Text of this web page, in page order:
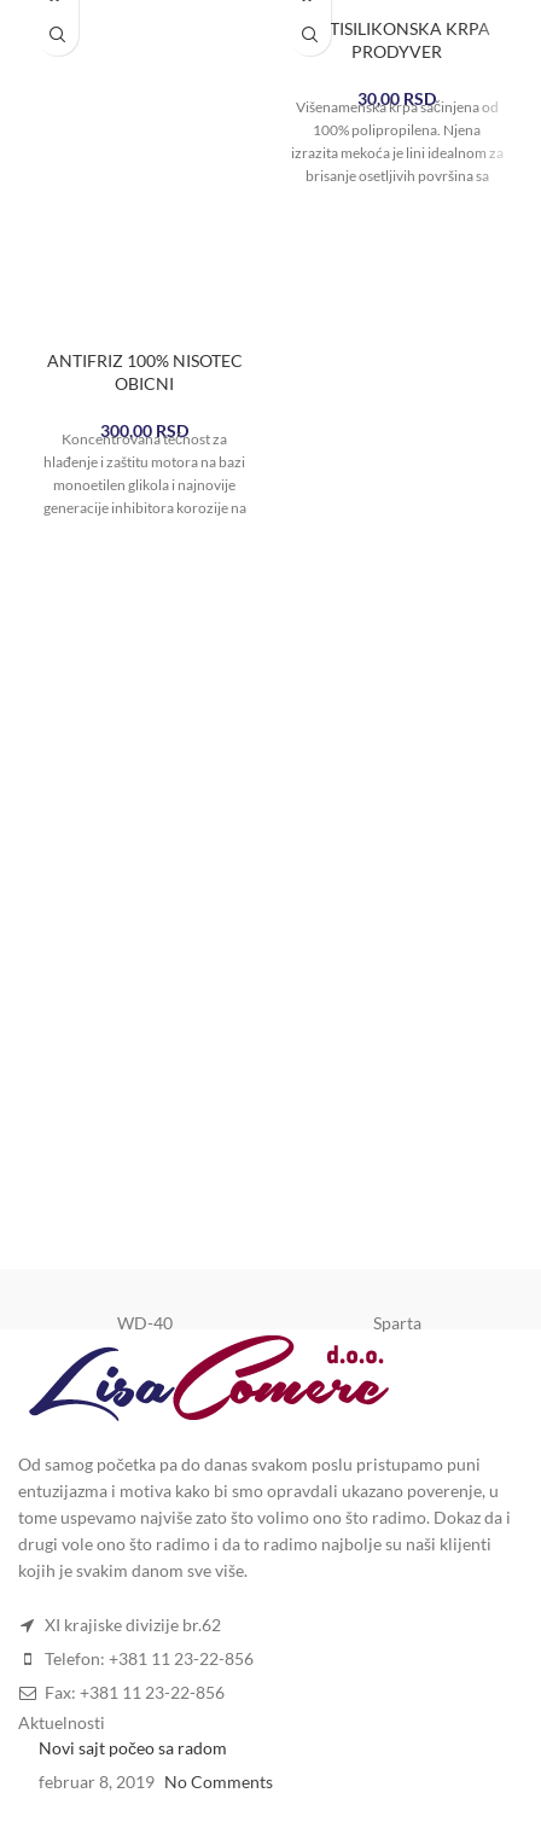
ANTIFRIZ 100% NISOTEC
OBICNI
300,00 RSD
Koncentrovana tečnost za
hlađenje i zaštitu motora na bazi
monoetilen glikola i najnovije
generacije inhibitora korozije na
ANTISILIKONSKA KRPA
PRODYVER
30,00 RSD
Višenamenska krpa sačinjena od
100% polipropilena. Njena
izrazita mekoća je lini idealnom za
brisanje osetljivih površina sa
WD-40 Sparta
Od samog početka pa do danas svakom poslu pristupamo puni
entuzijazma i motiva kako bi smo opravdali ukazano poverenje, u
tome uspevamo najviše zato što volimo ono što radimo. Dokaz da i
drugi vole ono što radimo i da to radimo najbolje su naši klijenti
kojih je svakim danom sve više.
XI krajiske divizije br.62
Telefon: +381 11 23-22-856
Fax: +381 11 23-22-856
Aktuelnosti
Novi sajt počeo sa radom
februar 8, 2019 No Comments